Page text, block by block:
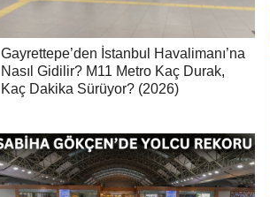
Gayrettepe’den İstanbul Havalimanı’na
Nasıl Gidilir? M11 Metro Kaç Durak,
Kaç Dakika Sürüyor? (2026)